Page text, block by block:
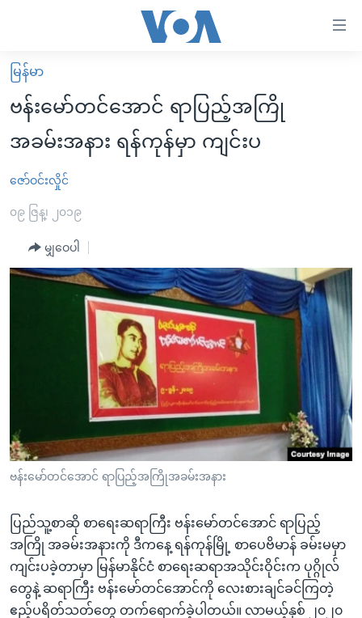
လွယ်ကူ
စေ
များ
ပင်မ
ကျော်
သို့
ကျော်
ကြည့်
ရှာဖွေ
ရန်
နေရာ
သို့
ကျော်
မူလစာမျက်နှာ
မြန်မာ
ကမ္ဘာ့သတင်းများ
နိုင်ငံတကာ
အမေရိကန်
အစ္စရေး-ပါလက်စတိုင်း
ဗွီဒီယို
သတင်းလွတ်လပ်ခွင့်
အင်္ဂလိပ်စာလေ့လာမယ်
အမေရိကန်သုံးအီဒီယံ
မကြေးမုံရဲ့ အင်္ဂလိပ်စာ
ရုပ်ရှင်ထဲက အင်္ဂလိပ်စာ
သုတပဒေသာ အင်္ဂလိပ်စာ
အပတ်စဉ်ကဏ္ဍများ
ရေဒီယိုနှင့်ရုပ်သံ အချက်အလက်များ
ရေဒီယို/တီဗွီအစီအစဉ်
Learning English
ဗွီအိုအေ လူမှုကွန်ယက်များ
ဘာသာစကားများ
မြန်မာ
ဗန်းမော်တင်အောင် ရာပြည့်အကြို
အခမ်းအနား ရန်ကုန်မှာ ကျင်းပ
ဇော်ဝင်းလှိုင်
၀၉ ဇြန္၊ ၂၀၁၉
မျှဝေပါ
ဗန်းမော်တင်အောင် ရာပြည့်အကြိုအခမ်းအနား
ပြည်သူ့စာဆို စာရေးဆရာကြီး ဗန်းမော်တင်အောင် ရာပြည့်
အကြို အခမ်းအနားကို ဒီကနေ့ ရန်ကုန်မြို့ စာပေဗိမာန် ခမ်းမမှာ
ကျင်းပခဲ့တာမှာ မြန်မာနိုင်ငံ စာရေးဆရာအသိုင်းဝိုင်းက ပုဂ္ဂိုလ်
တွေနဲ့ ဆရာကြီး ဗန်းမော်တင်အောင်ကို လေးစားချင်ခင်ကြတဲ့
ဧည့်ပရိတ်သတ်တွေ တက်ရောက်ခဲ့ပါတယ်။ လာမယ့်နှစ် ၂၀၂၀